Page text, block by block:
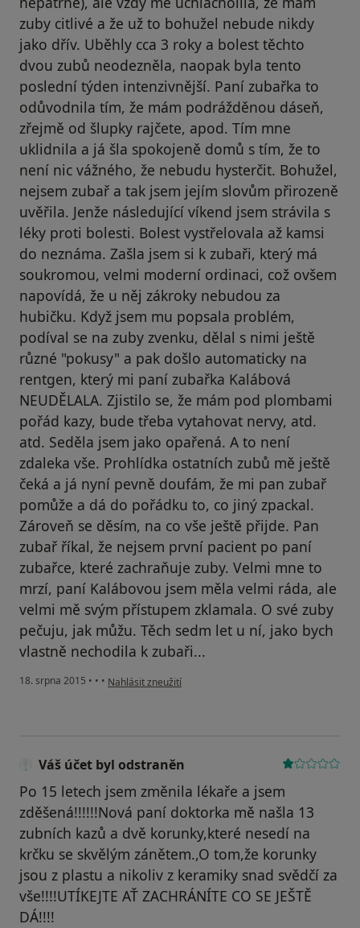
zuby citlivé a že už to bohužel nebude nikdy
jako dřív. Uběhly cca 3 roky a bolest těchto
dvou zubů neodezněla, naopak byla tento
poslední týden intenzivnější. Paní zubařka to
odůvodnila tím, že mám podrážděnou dáseň,
zřejmě od šlupky rajčete, apod. Tím mne
uklidnila a já šla spokojeně domů s tím, že to
není nic vážného, že nebudu hysterčit. Bohužel,
nejsem zubař a tak jsem jejím slovům přirozeně
uvěřila. Jenže následující víkend jsem strávila s
léky proti bolesti. Bolest vystřelovala až kamsi
do neznáma. Zašla jsem si k zubaři, který má
soukromou, velmi moderní ordinaci, což ovšem
napovídá, že u něj zákroky nebudou za
hubičku. Když jsem mu popsala problém,
podíval se na zuby zvenku, dělal s nimi ještě
různé "pokusy" a pak došlo automaticky na
rentgen, který mi paní zubařka Kalábová
NEUDĚLALA. Zjistilo se, že mám pod plombami
pořád kazy, bude třeba vytahovat nervy, atd.
atd. Seděla jsem jako opařená. A to není
zdaleka vše. Prohlídka ostatních zubů mě ještě
čeká a já nyní pevně doufám, že mi pan zubař
pomůže a dá do pořádku to, co jiný zpackal.
Zároveň se děsím, na co vše ještě přijde. Pan
zubař říkal, že nejsem první pacient po paní
zubařce, které zachraňuje zuby. Velmi mne to
mrzí, paní Kalábovou jsem měla velmi ráda, ale
velmi mě svým přístupem zklamala. O své zuby
pečuju, jak můžu. Těch sedm let u ní, jako bych
vlastně nechodila k zubaři...
18. srpna 2015 • • • podle názoru uživatele Váš účet byl odstraněn
Nahlásit zneužití
Váš účet byl odstraněn
Po 15 letech jsem změnila lékaře a jsem
zděšená!!!!!!Nová paní doktorka mě našla 13
zubních kazů a dvě korunky,které nesedí na
krčku se skvělým zánětem.,O tom,že korunky
jsou z plastu a nikoliv z keramiky snad svědčí za
vše!!!!UTÍKEJTE AŤ ZACHRÁNÍTE CO SE JEŠTĚ
DÁ!!!!